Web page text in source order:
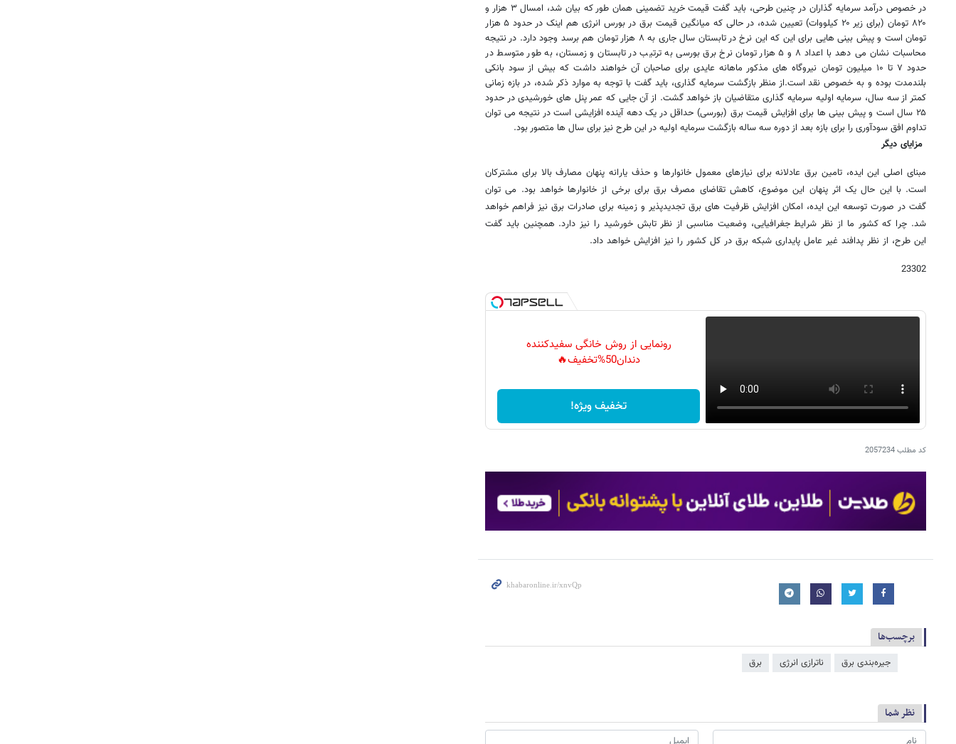
در خصوص درآمد سرمایه گذاران در چنین طرحی، باید گفت قیمت خرید تضمینی همان طور که بیان شد، امسال ۳ هزار و
۸۲۰ تومان (برای زیر ۲۰ کیلووات) تعیین شده، در حالی که میانگین قیمت برق در بورس انرژی هم اینک در حدود ۵ هزار
تومان است و پیش بینی هایی برای این که این نرخ در تابستان سال جاری به ۸ هزار تومان هم برسد وجود دارد. در نتیجه
محاسبات نشان می دهد با اعداد ۸ و ۵ هزار تومان نرخ برق بورسی به ترتیب در تابستان و زمستان، به طور متوسط در
حدود ۷ تا ۱۰ میلیون تومان نیروگاه های مذکور ماهانه عایدی برای صاحبان آن خواهند داشت که بیش از سود بانکی
بلندمدت بوده و به خصوص نقد است.از منظر بازگشت سرمایه گذاری، باید گفت با توجه به موارد ذکر شده، در بازه زمانی
کمتر از سه سال، سرمایه اولیه سرمایه گذاری متقاضیان باز خواهد گشت. از آن جایی که عمر پنل های خورشیدی در حدود
۲۵ سال است و پیش بینی ها برای افزایش قیمت برق (بورسی) حداقل در یک دهه آینده افزایشی است در نتیجه می توان
تداوم افق سودآوری را برای بازه بعد از دوره سه ساله بازگشت سرمایه اولیه در این طرح نیز برای سال ها متصور بود.
مزایای دیگر
مبنای اصلی این ایده، تامین برق عادلانه برای نیازهای معمول خانوارها و حذف یارانه پنهان مصارف بالا برای مشترکان
است. با این حال یک اثر پنهان این موضوع، کاهش تقاضای مصرف برق برای برخی از خانوارها خواهد بود. می توان
گفت در صورت توسعه این ایده، امکان افزایش ظرفیت های برق تجدیدپذیر و زمینه برای صادرات برق نیز فراهم خواهد
شد. چرا که کشور ما از نظر شرایط جغرافیایی، وضعیت مناسبی از نظر تابش خورشید را نیز دارد. همچنین باید گفت
این طرح، از نظر پدافند غیر عامل پایداری شبکه برق در کل کشور را نیز افزایش خواهد داد.
23302
رونمایی از روش خانگی سفیدکننده
دندان50%تخفیف🔥
تخفیف ویژه!
کد مطلب2057234
برچسب‌ها
جیره‌بندی برق ناترازی انرژی برق
نظر شما